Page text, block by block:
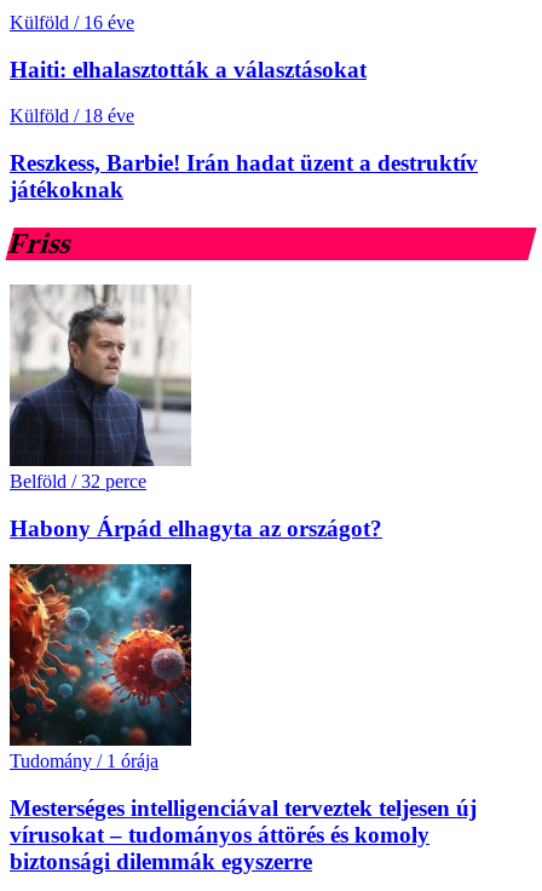
Külföld / 16 éve
Haiti: elhalasztották a választásokat
Külföld / 18 éve
Reszkess, Barbie! Irán hadat üzent a destruktív
játékoknak
Friss
Belföld / 32 perce
Habony Árpád elhagyta az országot?
Tudomány / 1 órája
Mesterséges intelligenciával terveztek teljesen új
vírusokat – tudományos áttörés és komoly
biztonsági dilemmák egyszerre